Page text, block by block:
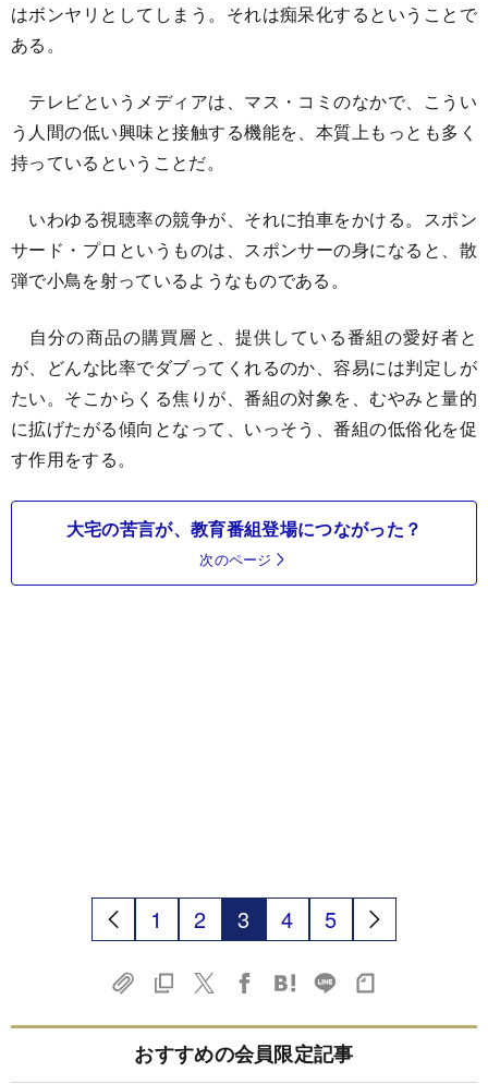
はボンヤリとしてしまう。それは痴呆化するということで
ある。
テレビというメディアは、マス・コミのなかで、こうい
う人間の低い興味と接触する機能を、本質上もっとも多く
持っているということだ。
いわゆる視聴率の競争が、それに拍車をかける。スポン
サード・プロというものは、スポンサーの身になると、散
弾で小鳥を射っているようなものである。
自分の商品の購買層と、提供している番組の愛好者と
が、どんな比率でダブってくれるのか、容易には判定しが
たい。そこからくる焦りが、番組の対象を、むやみと量的
に拡げたがる傾向となって、いっそう、番組の低俗化を促
す作用をする。
大宅の苦言が、教育番組登場につながった？
次のページ
1 2 3 4 5
おすすめの会員限定記事